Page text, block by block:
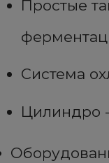
Простые
Система
Цилиндро